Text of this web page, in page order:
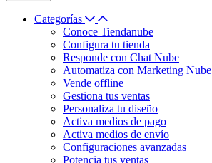
Categorías
Conoce Tiendanube
Configura tu tienda
Responde con Chat Nube
Automatiza con Marketing Nube
Vende offline
Gestiona tus ventas
Personaliza tu diseño
Activa medios de pago
Activa medios de envío
Configuraciones avanzadas
Potencia tus ventas